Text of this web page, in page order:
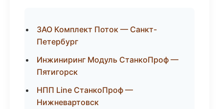
ЗАО Комплект Поток — Санкт-
Петербург
Инжиниринг Модуль СтанкоПроф —
Пятигорск
НПП Line СтанкоПроф —
Нижневартовск